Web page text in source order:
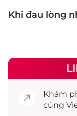
Khi đau lòng
Khám
cùng